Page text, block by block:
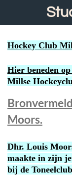
de
Hockey Club
Hier beneden
Millse
Moors.
Dhr. Louis
maakte in zijn
bij de